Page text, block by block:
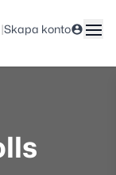
|Skapa konto